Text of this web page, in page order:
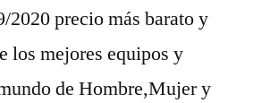
2020 precio más barato y
los mejores equipos y
de Hombre,Mujer y